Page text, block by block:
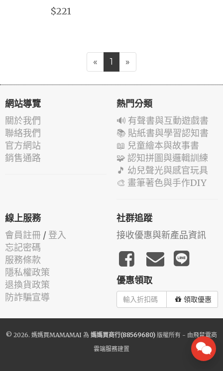
$221
« 1 »
網站導覽
關於我們
聯絡我們
官方網站
銷售通路
熱門分類
🔊 有聲書與互動遊戲書
📚 貼紙書與學習認知書
📖 兒童繪本與故事書
🧩 認知拼圖與邏輯訓練
🎵 幼兒聲光與感官玩具
🎨 畫筆著色與手作DIY
線上服務
會員註冊 / 登入
忘記密碼
服務條款
隱私權政策
退換貨政策
防詐騙宣導
社群追蹤
接收優惠與新產品資訊
優惠領取
領取優惠
© 2026. 媽媽買MAMAMAI 為 媽媽買商行(88569680) 版權所有 - 由飛鼠電商
雲端服務建置